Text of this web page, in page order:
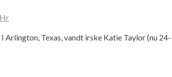
Hr
Arlington, Texas, vandt irske Katie Taylor (nu